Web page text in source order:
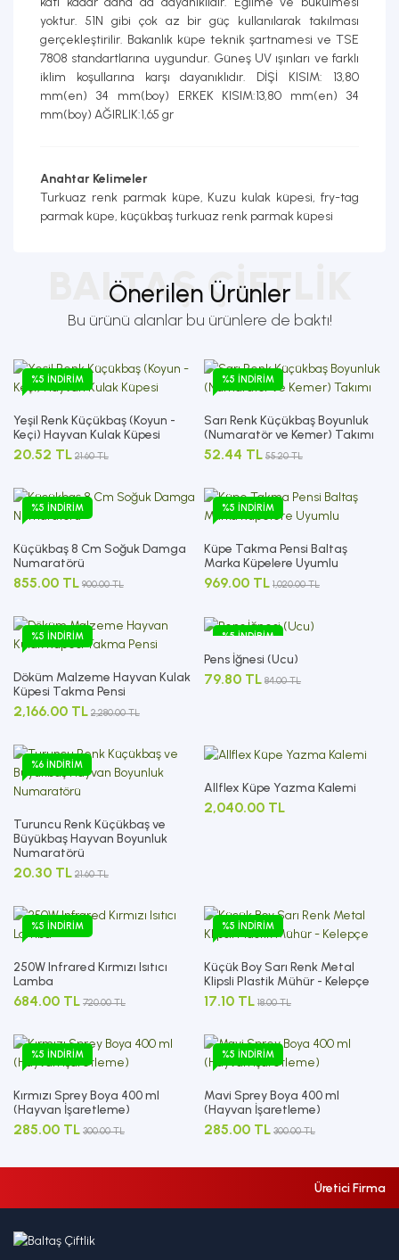
yoktur. 51N gibi çok az bir güç kullanılarak takılması
gerçekleştirilir. Bakanlık küpe teknik şartnamesi ve TSE
7808 standartlarına uygundur. Güneş UV ışınları ve farklı
iklim koşullarına karşı dayanıklıdır. DİŞİ KISIM: 13,80
mm(en) 34 mm(boy) ERKEK KISIM:13,80 mm(en) 34
mm(boy) AĞIRLIK:1,65 gr
Anahtar Kelimeler
Turkuaz renk parmak küpe, Kuzu kulak küpesi, fry-tag
parmak küpe, küçükbaş turkuaz renk parmak küpesi
Önerilen Ürünler
BALTAŞ ÇIFTLIK
Bu ürünü alanlar bu ürünlere de baktı!
%5 İNDIRIM
Yeşil Renk Küçükbaş (Koyun -
Keçi) Hayvan Kulak Küpesi
20.52 TL 21.60 TL
%5 İNDIRIM
Sarı Renk Küçükbaş Boyunluk
(Numaratör ve Kemer) Takımı
52.44 TL 55.20 TL
%5 İNDIRIM
Küçükbaş 8 Cm Soğuk Damga
Numaratörü
855.00 TL 900.00 TL
%5 İNDIRIM
Küpe Takma Pensi Baltaş
Marka Küpelere Uyumlu
969.00 TL 1,020.00 TL
%5 İNDIRIM
Döküm Malzeme Hayvan Kulak
Küpesi Takma Pensi
2,166.00 TL 2,280.00 TL
%5 İNDIRIM
Pens İğnesi (Ucu)
79.80 TL 84.00 TL
%6 İNDIRIM
Turuncu Renk Küçükbaş ve
Büyükbaş Hayvan Boyunluk
Numaratörü
20.30 TL 21.60 TL
Allflex Küpe Yazma Kalemi
2,040.00 TL
%5 İNDIRIM
250W Infrared Kırmızı Isıtıcı
Lamba
684.00 TL 720.00 TL
%5 İNDIRIM
Küçük Boy Sarı Renk Metal
Klipsli Plastik Mühür - Kelepçe
17.10 TL 18.00 TL
%5 İNDIRIM
Kırmızı Sprey Boya 400 ml
(Hayvan İşaretleme)
285.00 TL 300.00 TL
%5 İNDIRIM
Mavi Sprey Boya 400 ml
(Hayvan İşaretleme)
285.00 TL 300.00 TL
Üretici Firma